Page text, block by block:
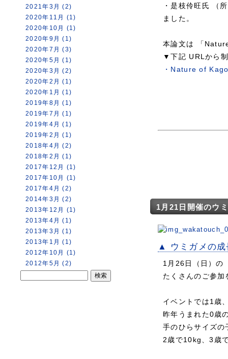
2021年3月 (2)
2020年11月 (1)
2020年10月 (1)
2020年9月 (1)
2020年7月 (3)
2020年5月 (1)
2020年3月 (2)
2020年2月 (1)
2020年1月 (1)
2019年8月 (1)
2019年7月 (1)
2019年4月 (1)
2019年2月 (1)
2018年4月 (2)
2018年2月 (1)
2017年12月 (1)
2017年10月 (1)
2017年4月 (2)
2014年3月 (2)
2013年12月 (1)
2013年4月 (1)
2013年3月 (1)
2013年1月 (1)
2012年10月 (1)
2012年5月 (2)
・是枝伶旺氏 （
ました。
本論文は 「
▼下記 URLから
・Nature of
1月21日開催のウ
▲ ウミガメの成
1月26日（日）の
たくさんのご参
イベントでは1歳
昨年うまれた0歳
手のひらサイズの
2歳で10kg、3歳